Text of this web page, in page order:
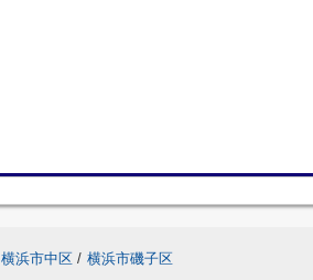
横浜市中区 / 横浜市磯子区